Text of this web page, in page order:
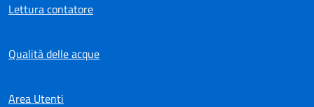
Lettura contatore
Qualità delle acque
Area Utenti